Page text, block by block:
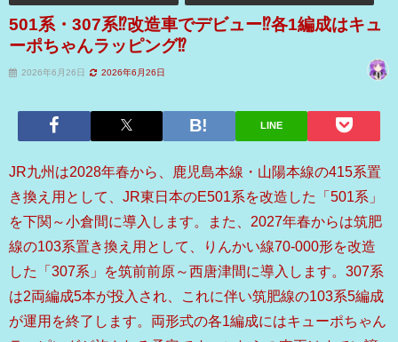
501系・307系⁉改造車でデビュー⁉各1編成はキュ
ーポちゃんラッピング⁉
2026年6月26日 2026年6月26日
LINE
JR九州は2028年春から、鹿児島本線・山陽本線の415系置
き換え用として、JR東日本のE501系を改造した「501系」
を下関～小倉間に導入します。また、2027年春からは筑肥
線の103系置き換え用として、りんかい線70-000形を改造
した「307系」を筑前前原～西唐津間に導入します。307系
は2両編成5本が投入され、これに伴い筑肥線の103系5編成
が運用を終了します。両形式の各1編成にはキューポちゃん